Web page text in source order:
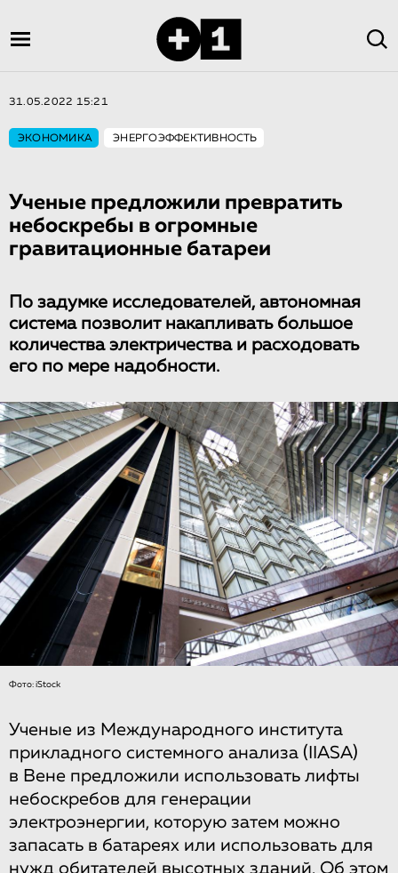
31.05.2022 15:21
ЭКОНОМИКА ЭНЕРГОЭФФЕКТИВНОСТЬ
Ученые предложили превратить
небоскребы в огромные
гравитационные батареи
По задумке исследователей, автономная
система позволит накапливать большое
количества электричества и расходовать
его по мере надобности.
Фото: iStock
Ученые из Международного института
прикладного системного анализа (IIASA)
в Вене предложили использовать лифты
небоскребов для генерации
электроэнергии, которую затем можно
запасать в батареях или использовать для
нужд обитателей высотных зданий. Об этом